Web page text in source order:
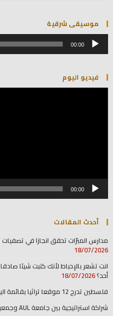
موسيقى شرقية
مشغل
الصوت 00:00
فيديو اليوم
مشغل
00:00
أحدث المقالات
مدارس المبرّات تحقق انجازا في تصفيات
18/07/2026
انت تشعر بالإحباط لأنك كتبت شيئا
أحد؟18/07/2026
فلسطين تدرج 12 موقعا تراثيا بقائمة اليونسكو التمهيدية
شراكة استراتيجية بين جامعة AUL وجمعية “بيروتيات”